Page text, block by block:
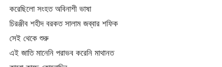
করেছিলো সংহত অবিনাশী ভাষা
চিরঞ্জীব শহীদ বরকত সালাম জব্বার শফিক
সেই থেকে শুরু
এই জাতি মানেনি পরাভব করেনি মাথানত